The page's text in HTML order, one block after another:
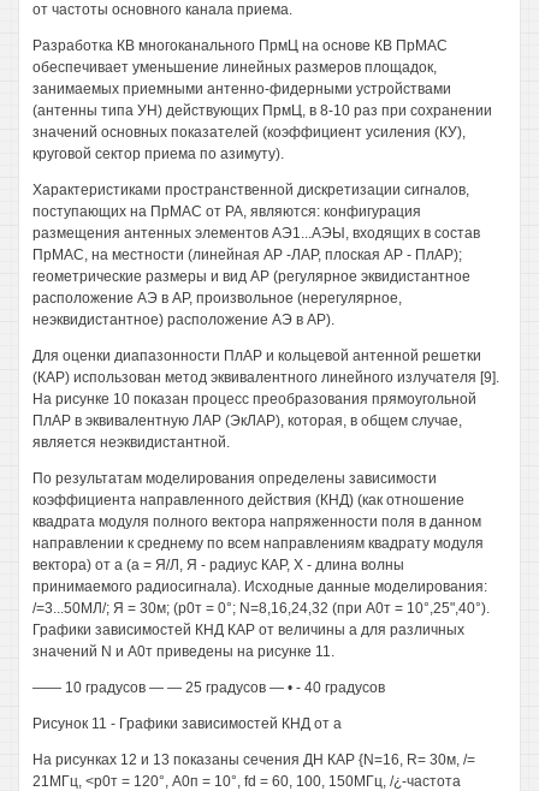
от частоты основного канала приема.
Разработка КВ многоканального ПрмЦ на основе КВ ПрМАС
обеспечивает уменьшение линейных размеров площадок,
занимаемых приемными антенно-фидерными устройствами
(антенны типа УН) действующих ПрмЦ, в 8-10 раз при сохранении
значений основных показателей (коэффициент усиления (КУ),
круговой сектор приема по азимуту).
Характеристиками пространственной дискретизации сигналов,
поступающих на ПрМАС от РА, являются: конфигурация
размещения антенных элементов АЭ1...АЭЫ, входящих в состав
ПрМАС, на местности (линейная АР -ЛАР, плоская АР - ПлАР);
геометрические размеры и вид АР (регулярное эквидистантное
расположение АЭ в АР, произвольное (нерегулярное,
неэквидистантное) расположение АЭ в АР).
Для оценки диапазонности ПлАР и кольцевой антенной решетки
(КАР) использован метод эквивалентного линейного излучателя [9].
На рисунке 10 показан процесс преобразования прямоугольной
ПлАР в эквивалентную ЛАР (ЭкЛАР), которая, в общем случае,
является неэквидистантной.
По результатам моделирования определены зависимости
коэффициента направленного действия (КНД) (как отношение
квадрата модуля полного вектора напряженности поля в данном
направлении к среднему по всем направлениям квадрату модуля
вектора) от а (а = Я/Л, Я - радиус КАР, X - длина волны
принимаемого радиосигнала). Исходные данные моделирования:
/=3...50МЛ/; Я = 30м; (р0т = 0°; N=8,16,24,32 (при А0т = 10°,25",40°).
Графики зависимостей КНД КАР от величины а для различных
значений N и А0т приведены на рисунке 11.
—— 10 градусов — — 25 градусов — • - 40 градусов
Рисунок 11 - Графики зависимостей КНД от а
На рисунках 12 и 13 показаны сечения ДН КАР {N=16, R= 30м, /=
21МГц, <р0т = 120°, А0п = 10°, fd = 60, 100, 150МГц, /¿-частота